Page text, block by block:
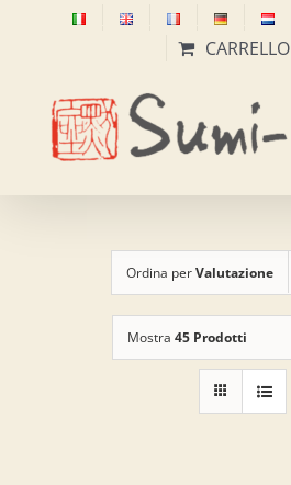
CARRELLO
Ordina perValutazione
Mostra 45 Prodotti